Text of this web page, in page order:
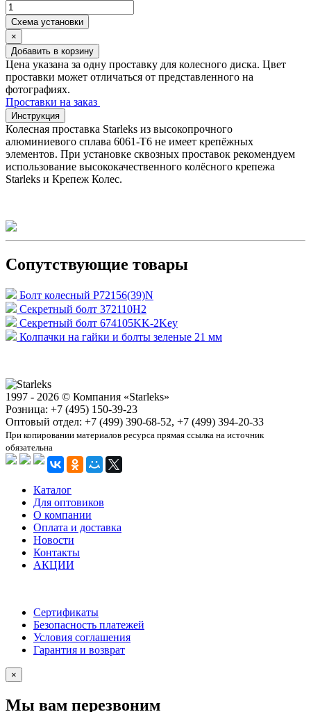
Схема установки
×
Добавить в корзину
Цена указана за одну проставку для колесного диска. Цвет
проставки может отличаться от представленного на
фотографиях.
Проставки на заказ
Инструкция
Колесная проставка Starleks из высокопрочного
алюминиевого сплава 6061-T6 не имеет крепёжных
элементов. При установке сквозных проставок рекомендуем
использование высококачественного колёсного крепежа
Starleks и Крепеж Колес.
Сопутствующие товары
Болт колесный P72156(39)N
Секретный болт 372110H2
Секретный болт 674105KK-2Key
Колпачки на гайки и болты зеленые 21 мм
1997 - 2026 © Компания «Starleks»
Розница: +7 (495) 150-39-23
Оптовый отдел: +7 (499) 390-68-52, +7 (499) 394-20-33
При копировании материалов ресурса прямая ссылка на источник
обязательна
Каталог
Для оптовиков
О компании
Оплата и доставка
Новости
Контакты
АКЦИИ
Сертификаты
Безопасность платежей
Условия соглашения
Гарантия и возврат
×
Мы вам перезвоним